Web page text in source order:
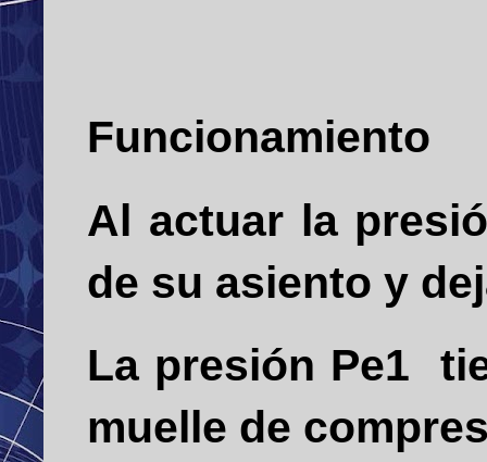
Funcionamiento
Al actuar la
de su asiento y
La presión Pe1
muelle de